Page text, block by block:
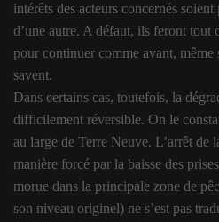
intérêts des acteurs concernés
d’une autre. A défaut, ils feront tout
pour continuer comme avant, même
savent.
Dans certains cas, toutefois, la
difficilement réversible. On le
au large de Terre Neuve. L’arrêt de
manière forcé par la baisse des
morue dans la principale zone de
son niveau originel) ne s’est pas